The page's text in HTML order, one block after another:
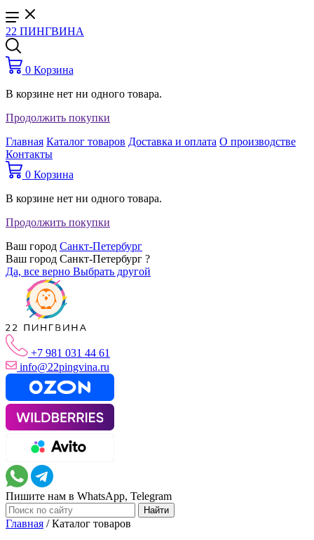
22 ПИНГВИНА
0 Корзина
В корзине нет ни одного товара.
Продолжить покупки
Главная Каталог товаров Доставка и оплата О производстве
Контакты
0 Корзина
В корзине нет ни одного товара.
Продолжить покупки
Ваш город Санкт-Петербург
Ваш город Санкт-Петербург ?
Да, все верно Выбрать другой
+7 981 031 44 61
info@22pingvina.ru
Пишите нам в WhatsApp, Telegram
Главная /Каталог товаров